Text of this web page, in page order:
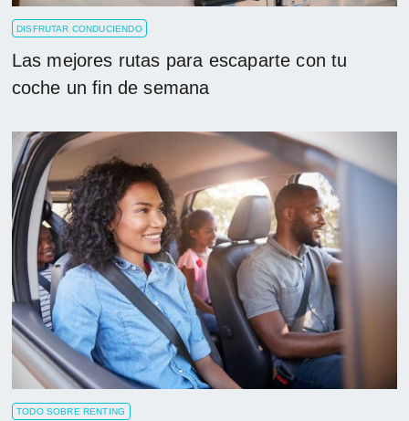
DISFRUTAR CONDUCIENDO
Las mejores rutas para escaparte con tu
coche un fin de semana
TODO SOBRE RENTING